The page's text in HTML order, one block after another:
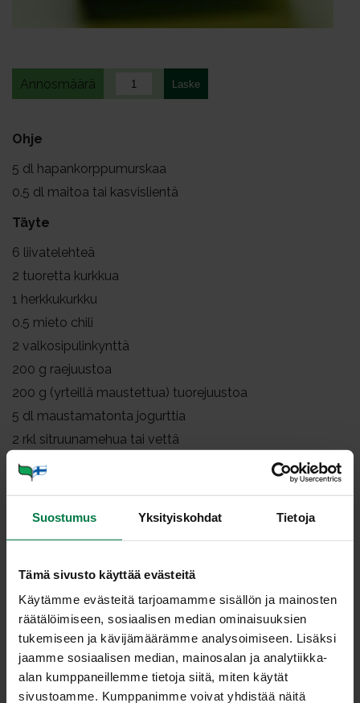
Suostumus Yksityiskohdat Tietoja
Tämä sivusto käyttää evästeitä
Käytämme evästeitä tarjoamamme sisällön ja mainosten
räätälöimiseen, sosiaalisen median ominaisuuksien
tukemiseen ja kävijämäärämme analysoimiseen. Lisäksi
jaamme sosiaalisen median, mainosalan ja analytiikka-
alan kumppaneillemme tietoja siitä, miten käytät
sivustoamme. Kumppanimme voivat yhdistää näitä
Annosmäärä
Ohje
5 dl hapankorppumurskaa
0.5 dl maitoa tai kasvislientä
Täyte
6 liivatelehteä
2 tuoretta kurkkua
1 herkkukurkku
0.5 mieto chili
2 valkosipulinkynttä
200 g raejuustoa
200 g (yrteillä maustettua) tuorejuustoa
5 dl maustamatonta jogurttia
2 rkl sitruunamehua tai vettä
dl hienonnettua tilliä
dl hienonnettua ruoho- tai kevätsipulia
tl rouhittua mustapippuria
kurkkuviipaleita
(1 sitruuna)
(herneenversoja)
(ruohosipulia tai tilliä)